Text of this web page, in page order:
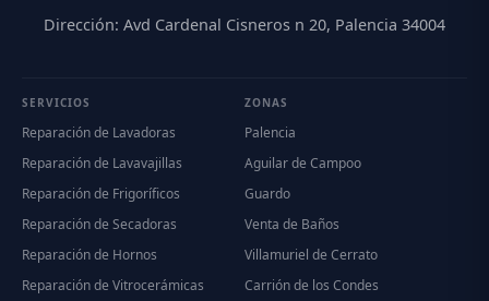
Dirección: Avd Cardenal Cisneros n 20, Palencia 34004
SERVICIOS
Reparación de Lavadoras
Reparación de Lavavajillas
Reparación de Frigoríficos
Reparación de Secadoras
Reparación de Hornos
Reparación de Vitrocerámicas
ZONAS
Palencia
Aguilar de Campoo
Guardo
Venta de Baños
Villamuriel de Cerrato
Carrión de los Condes